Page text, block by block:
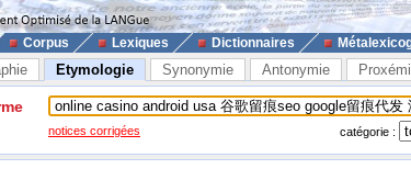
Corpus Lexiques Dictionnaires
Etymologie Synonymie Antonymie
notices corrigées catégorie :